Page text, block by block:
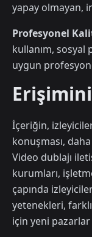
yapay olmayan,
Profesyonel
kullanım, sosyal
uygun
İçeriğin,
konuşması,
Video dublajı
kurumları,
çapında
yetenekleri,
için yeni pazarlar